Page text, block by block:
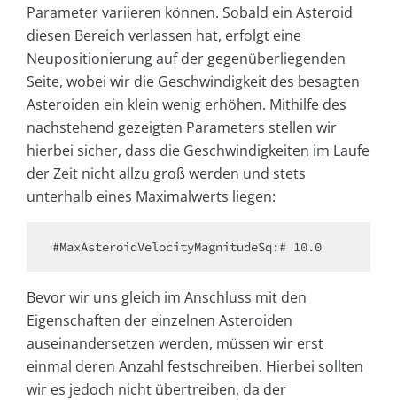
Parameter variieren können. Sobald ein Asteroid
diesen Bereich verlassen hat, erfolgt eine
Neupositionierung auf der gegenüberliegenden
Seite, wobei wir die Geschwindigkeit des besagten
Asteroiden ein klein wenig erhöhen. Mithilfe des
nachstehend gezeigten Parameters stellen wir
hierbei sicher, dass die Geschwindigkeiten im Laufe
der Zeit nicht allzu groß werden und stets
unterhalb eines Maximalwerts liegen:
#MaxAsteroidVelocityMagnitudeSq:# 10.0
Bevor wir uns gleich im Anschluss mit den
Eigenschaften der einzelnen Asteroiden
auseinandersetzen werden, müssen wir erst
einmal deren Anzahl festschreiben. Hierbei sollten
wir es jedoch nicht übertreiben, da der